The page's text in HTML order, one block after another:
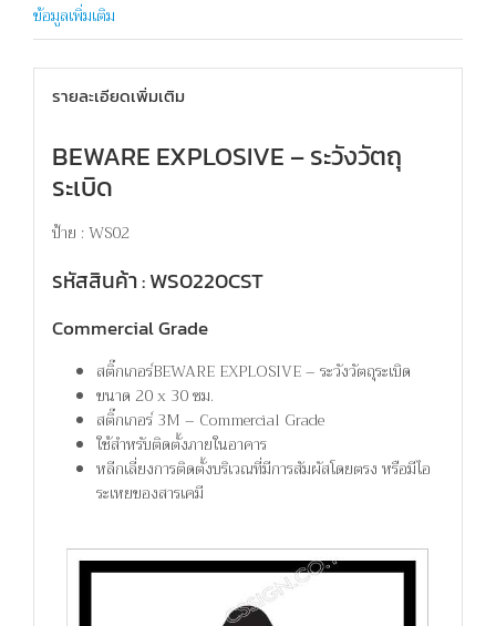
ข้อมูลเพิ่มเติม
รายละเอียดเพิ่มเติม
BEWARE EXPLOSIVE – ระวังวัตถุ
ระเบิด
ป้าย : WS02
รหัสสินค้า : WS0220CST
Commercial Grade
สติ๊กเกอร์BEWARE EXPLOSIVE – ระวังวัตถุระเบิด
ขนาด 20 x 30 ซม.
สติ๊กเกอร์ 3M – Commercial Grade
ใช้สำหรับติดตั้งภายในอาคาร
หลีกเลี่ยงการติดตั้งบริเวณที่มีการสัมผัสโดยตรง หรือมีไอ
ระเหยของสารเคมี